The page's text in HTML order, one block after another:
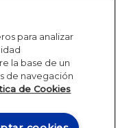
para analizar
la base de un
de navegación
de Cookies